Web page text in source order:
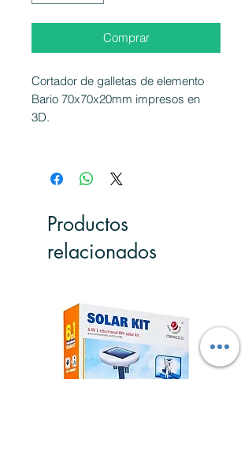
Comprar
Cortador de galletas de elemento
Bario 70x70x20mm impresos en
3D.
Productos
relacionados